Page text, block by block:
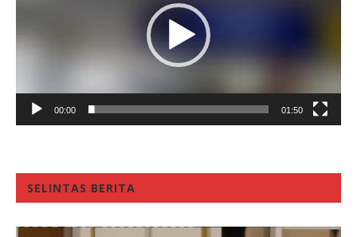
00:00 01:50
SELINTAS BERITA